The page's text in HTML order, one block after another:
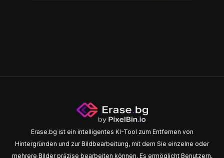
Erase.bg ist ein intelligentes KI-Tool zum Entfernen von
Hintergründen und zur Bildbearbeitung, mit dem Sie einzelne oder
mehrere Bilder präzise bearbeiten können. Es ermöglicht Benutzern,